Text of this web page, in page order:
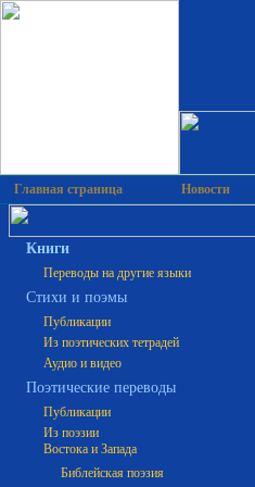
Главная страница Новости
Книги
Переводы на другие языки
Cтихи и поэмы
Публикации
Из поэтических тетрадей
Аудио и видео
Поэтические переводы
Публикации
Из поэзии
Востока и Запада
Библейская поэзия